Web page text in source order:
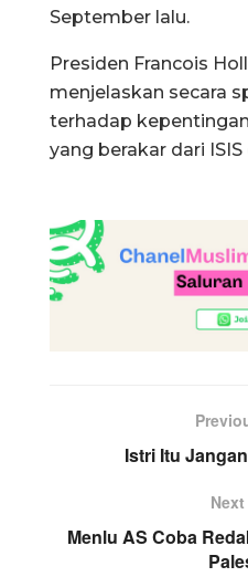
September lalu.
Presiden Francois
menjelaskan secara
terhadap
yang berakar dari
Istri Itu
Menlu AS Coba